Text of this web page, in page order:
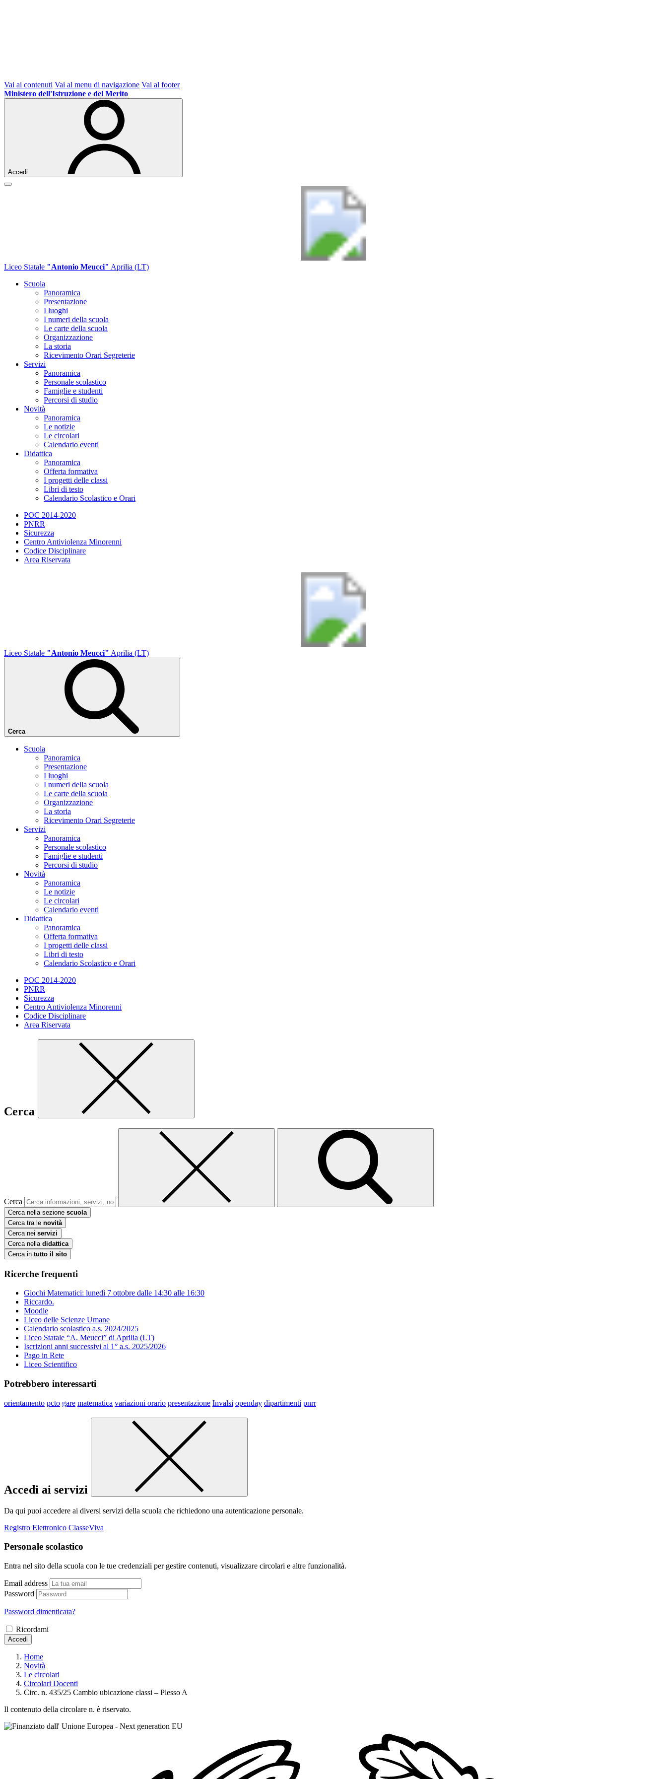
Vai ai contenuti Vai al menu di navigazione Vai al footer
Ministero dell'Istruzione e del Merito
Accedi
Liceo Statale "Antonio Meucci" Aprilia (LT)
Scuola
Panoramica
Presentazione
I luoghi
I numeri della scuola
Le carte della scuola
Organizzazione
La storia
Ricevimento Orari Segreterie
Servizi
Panoramica
Personale scolastico
Famiglie e studenti
Percorsi di studio
Novità
Panoramica
Le notizie
Le circolari
Calendario eventi
Didattica
Panoramica
Offerta formativa
I progetti delle classi
Libri di testo
Calendario Scolastico e Orari
POC 2014-2020
PNRR
Sicurezza
Centro Antiviolenza Minorenni
Codice Disciplinare
Area Riservata
Liceo Statale "Antonio Meucci" Aprilia (LT)
Cerca
Scuola
Panoramica
Presentazione
I luoghi
I numeri della scuola
Le carte della scuola
Organizzazione
La storia
Ricevimento Orari Segreterie
Servizi
Panoramica
Personale scolastico
Famiglie e studenti
Percorsi di studio
Novità
Panoramica
Le notizie
Le circolari
Calendario eventi
Didattica
Panoramica
Offerta formativa
I progetti delle classi
Libri di testo
Calendario Scolastico e Orari
POC 2014-2020
PNRR
Sicurezza
Centro Antiviolenza Minorenni
Codice Disciplinare
Area Riservata
Cerca
Cerca
Cerca nella sezione scuola
Cerca tra le novità
Cerca nei servizi
Cerca nella didattica
Cerca in tutto il sito
Ricerche frequenti
Giochi Matematici: lunedì 7 ottobre dalle 14:30 alle 16:30
Riccardo.
Moodle
Liceo delle Scienze Umane
Calendario scolastico a.s. 2024/2025
Liceo Statale “A. Meucci” di Aprilia (LT)
Iscrizioni anni successivi al 1° a.s. 2025/2026
Pago in Rete
Liceo Scientifico
Potrebbero interessarti
orientamento pcto gare matematica variazioni orario presentazione Invalsi openday dipartimenti pnrr
Accedi ai servizi
Da qui puoi accedere ai diversi servizi della scuola che richiedono una autenticazione personale.
Registro Elettronico ClasseViva
Personale scolastico
Entra nel sito della scuola con le tue credenziali per gestire contenuti, visualizzare circolari e altre funzionalità.
Email address
Password
Password dimenticata?
Ricordami
Accedi
Home
Novità
Le circolari
Circolari Docenti
Circ. n. 435/25 Cambio ubicazione classi – Plesso A
Il contenuto della circolare n. è riservato.